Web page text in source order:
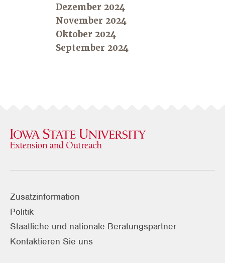
Dezember 2024
November 2024
Oktober 2024
September 2024
Zusatzinformation
Politik
Staatliche und nationale Beratungspartner
Kontaktieren Sie uns